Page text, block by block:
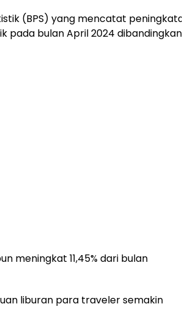
(BPS) yang mencatat
pada bulan April 2024 dibandingkan
meningkat 11,45% dari bulan
liburan para traveler semakin